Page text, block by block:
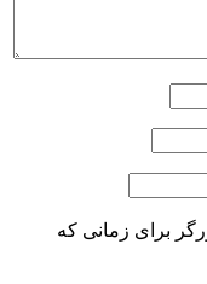
برای زمانی که